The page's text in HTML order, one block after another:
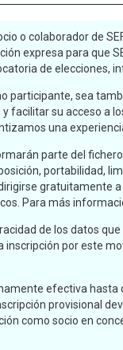
o colaborador de
expresa para que
de elecciones,
participante, sea
facilitar su acceso a
una
parte del
portabilidad,
dirigirse
Para más
de los datos
inscripción por este
efectiva
provisional
como socio en